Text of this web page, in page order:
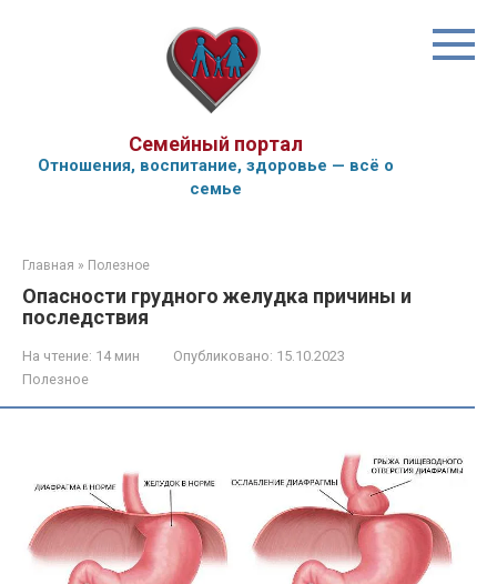
Семейный портал
Отношения, воспитание, здоровье — всё о
семье
Главная » Полезное
Опасности грудного желудка причины и
последствия
На чтение: 14 мин Опубликовано: 15.10.2023
Полезное